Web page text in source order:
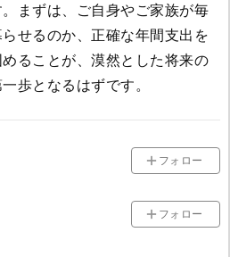
。まずは、ご自身やご家族が毎
せるのか、正確な年間支出を
ることが、漠然とした将来の
歩となるはずです。
フォロー
フォロー